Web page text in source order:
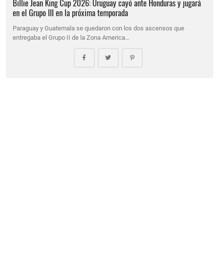
Billie Jean King Cup 2026: Uruguay cayó ante Honduras y jugará
en el Grupo III en la próxima temporada
Paraguay y Guatemala se quedaron con los dos ascensos que
entregaba el Grupo II de la Zona America…